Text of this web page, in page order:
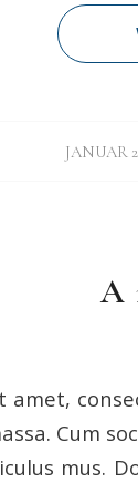
JANUAR/
A
amet,
Cum
mus.